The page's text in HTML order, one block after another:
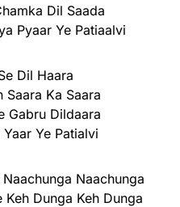
Dil Saada
Pyaar Ye Patiaalvi
Dil Haara
Saara Ka Saara
Gabru Dildaara
Ye Patialvi
Naachunga
Keh Dunga Keh Dunga